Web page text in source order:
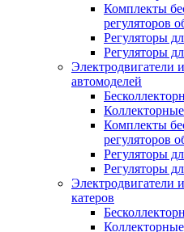
Комплекты
регуляторов
Регуляторы
Регуляторы
Электродвигатели
автомоделей
Комплекты
регуляторов
Регуляторы
Регуляторы
Электродвигатели
катеров